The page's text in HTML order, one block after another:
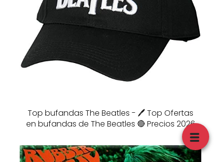
Top bufandas The Beatles - 🖊️ Top Ofertas
en bufandas de The Beatles 🔴 Precios 2026